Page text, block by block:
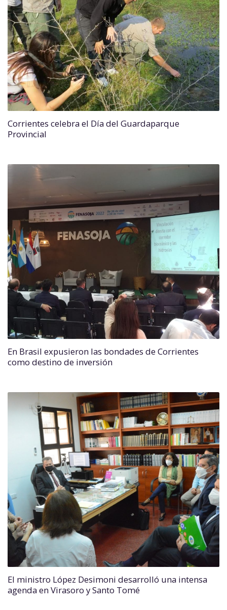
Corrientes celebra el Día del Guardaparque
Provincial
En Brasil expusieron las bondades de Corrientes
como destino de inversión
El ministro López Desimoni desarrolló una intensa
agenda en Virasoro y Santo Tomé